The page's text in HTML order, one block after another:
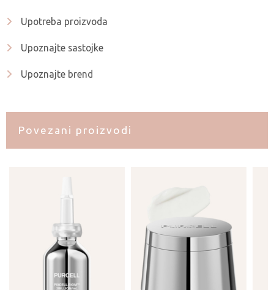
Upotreba proizvoda
Upoznajte sastojke
Upoznajte brend
Povezani proizvodi